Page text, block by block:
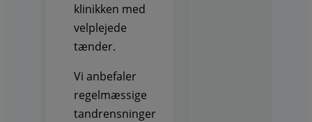
klinikken med
velplejede
tænder.
Vi anbefaler
regelmæssige
tandrensninger